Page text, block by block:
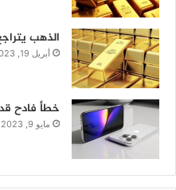
الذهب
أبريل 19, 2023
خطأ فادح
مايو 9, 2023